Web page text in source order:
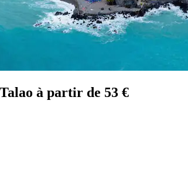
à partir de 53 €